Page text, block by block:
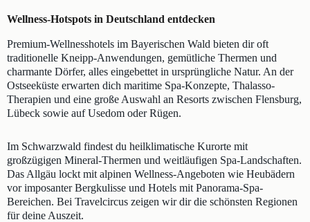
Wellness-Hotspots in Deutschland entdecken
Premium-Wellnesshotels im Bayerischen Wald bieten dir oft
traditionelle Kneipp-Anwendungen, gemütliche Thermen und
charmante Dörfer, alles eingebettet in ursprüngliche Natur. An der
Ostseeküste erwarten dich maritime Spa-Konzepte, Thalasso-
Therapien und eine große Auswahl an Resorts zwischen Flensburg,
Lübeck sowie auf Usedom oder Rügen.
Im Schwarzwald findest du heilklimatische Kurorte mit
großzügigen Mineral-Thermen und weitläufigen Spa-Landschaften.
Das Allgäu lockt mit alpinen Wellness-Angeboten wie Heubädern
vor imposanter Bergkulisse und Hotels mit Panorama-Spa-
Bereichen. Bei Travelcircus zeigen wir dir die schönsten Regionen
für deine Auszeit.